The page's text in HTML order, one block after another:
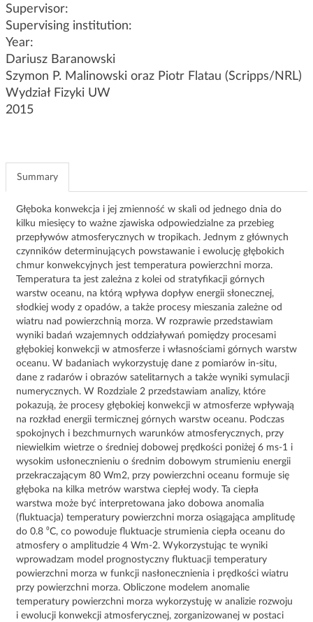
Supervisor:
Supervising institution:
Year:
Dariusz Baranowski
Szymon P. Malinowski oraz Piotr Flatau (Scripps/NRL)
Wydział Fizyki UW
2015
Summary
Głęboka konwekcja i jej zmienność w skali od jednego dnia do
kilku miesięcy to ważne zjawiska odpowiedzialne za przebieg
przepływów atmosferycznych w tropikach. Jednym z głównych
czynników determinujących powstawanie i ewolucję głębokich
chmur konwekcyjnych jest temperatura powierzchni morza.
Temperatura ta jest zależna z kolei od stratyfikacji górnych
warstw oceanu, na którą wpływa dopływ energii słonecznej,
słodkiej wody z opadów, a także procesy mieszania zależne od
wiatru nad powierzchnią morza. W rozprawie przedstawiam
wyniki badań wzajemnych oddziaływań pomiędzy procesami
głębokiej konwekcji w atmosferze i własnościami górnych warstw
oceanu. W badaniach wykorzystuję dane z pomiarów in-situ,
dane z radarów i obrazów satelitarnych a także wyniki symulacji
numerycznych. W Rozdziale 2 przedstawiam analizy, które
pokazują, że procesy głębokiej konwekcji w atmosferze wpływają
na rozkład energii termicznej górnych warstw oceanu. Podczas
spokojnych i bezchmurnych warunków atmosferycznych, przy
niewielkim wietrze o średniej dobowej prędkości poniżej 6 ms-1 i
wysokim usłonecznieniu o średnim dobowym strumieniu energii
przekraczającym 80 Wm2, przy powierzchni oceanu formuje się
głęboka na kilka metrów warstwa ciepłej wody. Ta ciepła
warstwa może być interpretowana jako dobowa anomalia
(fluktuacja) temperatury powierzchni morza osiągająca amplitudę
do 0.8 ⁰C, co powoduje fluktuacje strumienia ciepła oceanu do
atmosfery o amplitudzie 4 Wm-2. Wykorzystując te wyniki
wprowadzam model prognostyczny fluktuacji temperatury
powierzchni morza w funkcji nasłonecznienia i prędkości wiatru
przy powierzchni morza. Obliczone modelem anomalie
temperatury powierzchni morza wykorzystuję w analizie rozwoju
i ewolucji konwekcji atmosferycznej, zorganizowanej w postaci